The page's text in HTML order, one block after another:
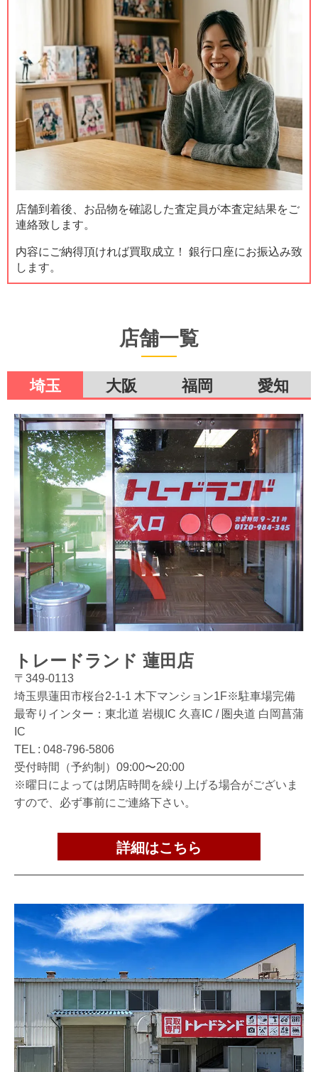
店舗到着後、お品物を確認した査定員が本査定結果をご
連絡致します。
内容にご納得頂ければ買取成立！ 銀行口座にお振込み致
します。
店舗一覧
埼玉 大阪 福岡 愛知
トレードランド 蓮田店
〒349-0113
埼玉県蓮田市桜台2-1-1 木下マンション1F※駐車場完備
最寄りインター：東北道 岩槻IC 久喜IC / 圏央道 白岡菖蒲
IC
TEL : 048-796-5806
受付時間（予約制）09:00〜20:00
※曜日によっては閉店時間を繰り上げる場合がございま
すので、必ず事前にご連絡下さい。
詳細はこちら